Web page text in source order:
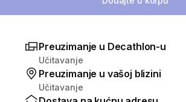
Preuzimanje u Decathlon-u
Učitavanje
Preuzimanje u vašoj blizini
Učitavanje